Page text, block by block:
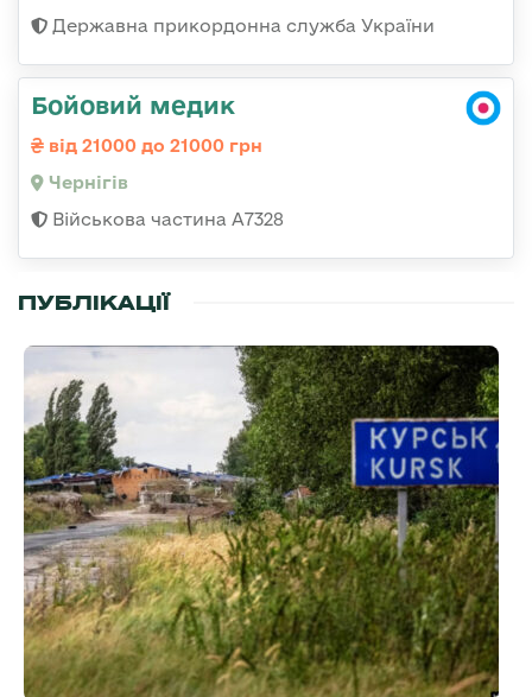
Державна прикордонна служба України
Бойовий медик
від 21000 до 21000 грн
Чернігів
Військова частина А7328
ПУБЛІКАЦІЇ